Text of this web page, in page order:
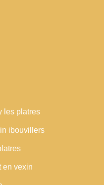
les platres
ibouvillers
en vexin